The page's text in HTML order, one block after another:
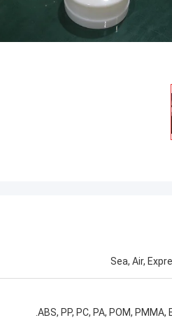
Sea, Air,
ABS, PP, PC, PA, POM, PMMA,